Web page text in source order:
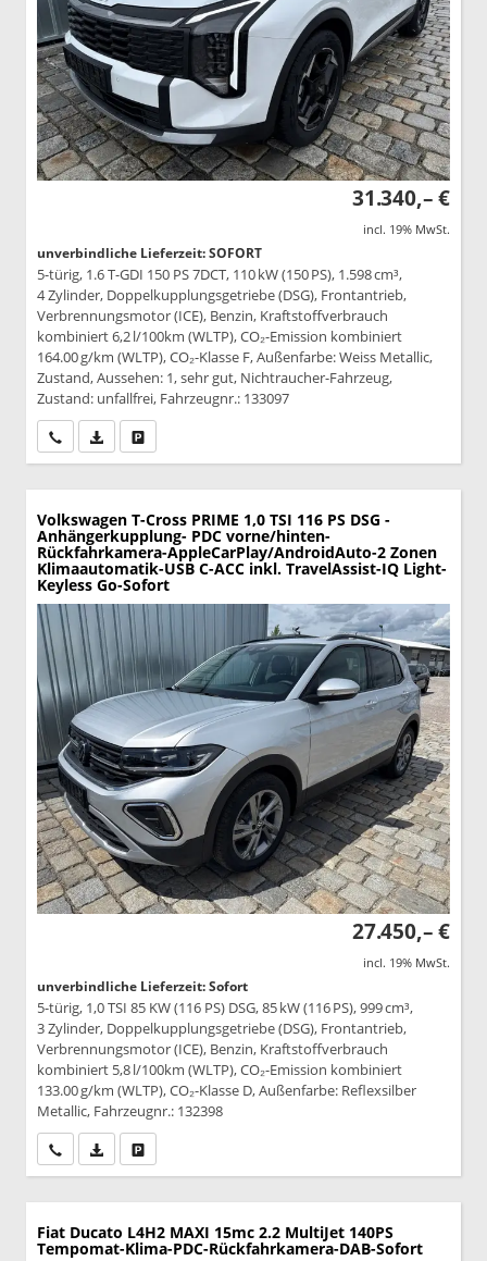
31.340,– €
incl. 19% MwSt.
unverbindliche Lieferzeit: SOFORT
5-türig, 1.6 T-GDI 150 PS 7DCT, 110 kW (150 PS), 1.598 cm³,
4 Zylinder, Doppelkupplungsgetriebe (DSG), Frontantrieb,
Verbrennungsmotor (ICE), Benzin, Kraftstoffverbrauch
kombiniert 6,2 l/100km (WLTP), CO₂-Emission kombiniert
164.00 g/km (WLTP), CO₂-Klasse F, Außenfarbe: Weiss Metallic,
Zustand, Aussehen: 1, sehr gut, Nichtraucher-Fahrzeug,
Zustand: unfallfrei, Fahrzeugnr.: 133097
Wir rufen Sie anPDF-Datei, Fahrzeugexposé drucken
Volkswagen T-Cross PRIME 1,0 TSI 116 PS DSG -
Anhängerkupplung- PDC vorne/hinten-
Rückfahrkamera-AppleCarPlay/AndroidAuto-2 Zonen
Klimaautomatik-USB C-ACC inkl. TravelAssist-IQ Light-
Keyless Go-Sofort
27.450,– €
incl. 19% MwSt.
unverbindliche Lieferzeit: Sofort
5-türig, 1,0 TSI 85 KW (116 PS) DSG, 85 kW (116 PS), 999 cm³,
3 Zylinder, Doppelkupplungsgetriebe (DSG), Frontantrieb,
Verbrennungsmotor (ICE), Benzin, Kraftstoffverbrauch
kombiniert 5,8 l/100km (WLTP), CO₂-Emission kombiniert
133.00 g/km (WLTP), CO₂-Klasse D, Außenfarbe: Reflexsilber
Metallic, Fahrzeugnr.: 132398
Wir rufen Sie anPDF-Datei, Fahrzeugexposé drucken
Fiat Ducato L4H2 MAXI 15mc 2.2 MultiJet 140PS
Tempomat-Klima-PDC-Rückfahrkamera-DAB-Sofort